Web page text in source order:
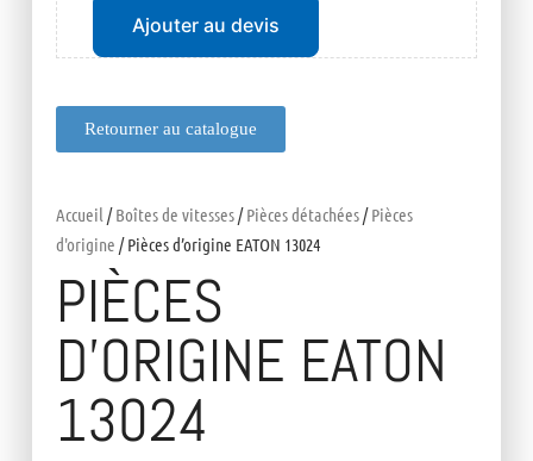
Retourner au catalogue
Accueil /Boîtes de vitesses/Pièces détachées/Pièces
d'origine / Pièces d’origine EATON 13024
PIÈCES
D’ORIGINE EATON
13024
Ajouter au devis